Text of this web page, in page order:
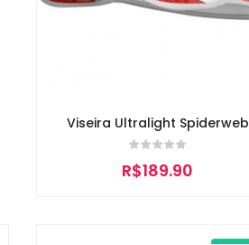
Viseira Ultralight Spiderweb
R$189.90